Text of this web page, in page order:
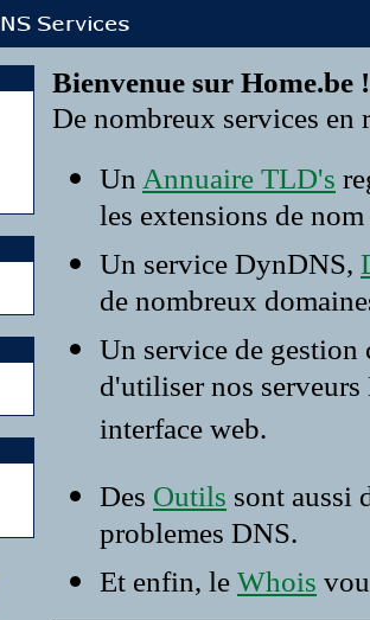
Bienvenue sur Home.be !
De nombreux services
Un Annuaire TLD's
les extensions de
Un service DynDNS,
de nombreux
Un service de
d'utiliser nos
interface web.
Des Outils sont aussi
problemes DNS.
Et enfin, le Whois